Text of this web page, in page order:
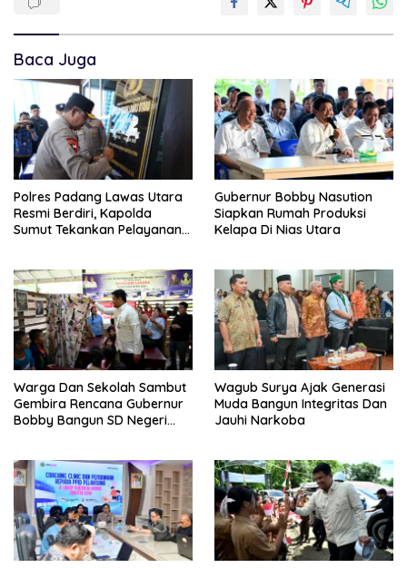
Baca Juga
Polres Padang Lawas Utara
Resmi Berdiri, Kapolda
Sumut Tekankan Pelayanan
Gubernur Bobby Nasution
Siapkan Rumah Produksi
Kelapa Di Nias Utara
Warga Dan Sekolah Sambut
Gembira Rencana Gubernur
Bobby Bangun SD Negeri
Wagub Surya Ajak Generasi
Muda Bangun Integritas Dan
Jauhi Narkoba